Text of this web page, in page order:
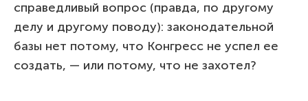
справедливый вопрос (правда, по другому
делу и другому поводу): законодательной
базы нет потому, что Конгресс не успел ее
создать, — или потому, что не захотел?